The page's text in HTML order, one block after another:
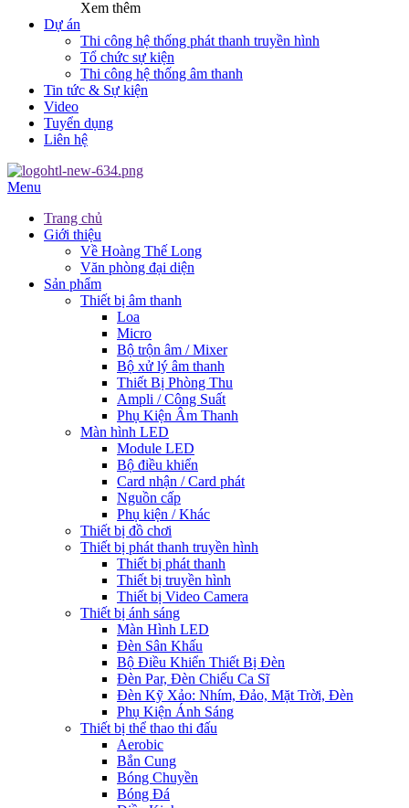
Xem thêm
Dự án
Thi công hệ thống phát thanh truyền hình
Tổ chức sự kiện
Thi công hệ thống âm thanh
Tin tức & Sự kiện
Video
Tuyển dụng
Liên hệ
Menu
Trang chủ
Giới thiệu
Về Hoàng Thế Long
Văn phòng đại diện
Sản phẩm
Thiết bị âm thanh
Loa
Micro
Bộ trộn âm / Mixer
Bộ xử lý âm thanh
Thiết Bị Phòng Thu
Ampli / Công Suất
Phụ Kiện Âm Thanh
Màn hình LED
Module LED
Bộ điều khiển
Card nhận / Card phát
Nguồn cấp
Phụ kiện / Khác
Thiết bị đồ chơi
Thiết bị phát thanh truyền hình
Thiết bị phát thanh
Thiết bị truyền hình
Thiết bị Video Camera
Thiết bị ánh sáng
Màn Hình LED
Đèn Sân Khấu
Bộ Điều Khiển Thiết Bị Đèn
Đèn Par, Đèn Chiếu Ca Sĩ
Đèn Kỹ Xảo: Nhím, Đảo, Mặt Trời, Đèn
Phụ Kiện Ánh Sáng
Thiết bị thể thao thi đấu
Aerobic
Bắn Cung
Bóng Chuyền
Bóng Đá